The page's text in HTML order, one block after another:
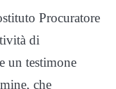
Procuratore
di
un testimone
che